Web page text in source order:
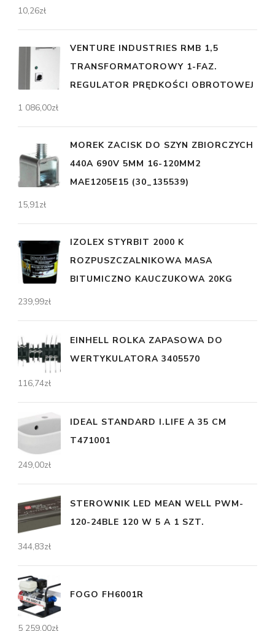
10,26zł
VENTURE INDUSTRIES RMB 1,5
TRANSFORMATOROWY 1-FAZ.
REGULATOR PRĘDKOŚCI OBROTOWEJ
1 086,00zł
MOREK ZACISK DO SZYN ZBIORCZYCH
440A 690V 5MM 16-120MM2
MAE1205E15 (30_135539)
15,91zł
IZOLEX STYRBIT 2000 K
ROZPUSZCZALNIKOWA MASA
BITUMICZNO KAUCZUKOWA 20KG
239,99zł
EINHELL ROLKA ZAPASOWA DO
WERTYKULATORA 3405570
116,74zł
IDEAL STANDARD I.LIFE A 35 CM
T471001
249,00zł
STEROWNIK LED MEAN WELL PWM-
120-24BLE 120 W 5 A 1 SZT.
344,83zł
FOGO FH6001R
5 259,00zł